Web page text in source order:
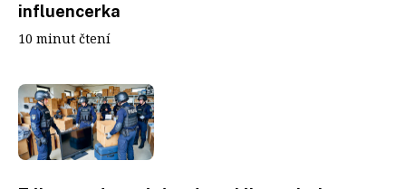
influencerka
10 minut čtení